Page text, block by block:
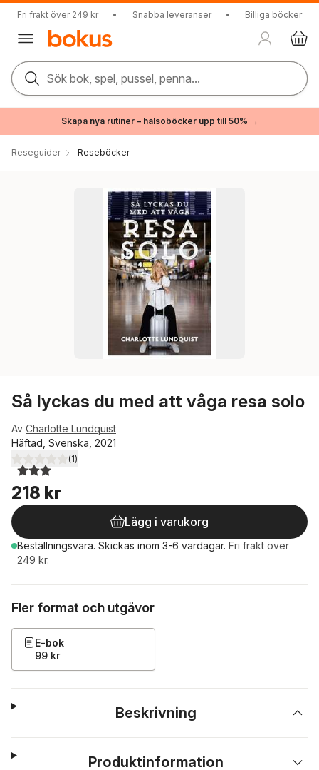
Fri frakt över 249 kr • Snabba leveranser • Billiga böcker
Sök bok, spel, pussel, penna...
Skapa nya rutiner – hälsoböcker upp till 50% →
Reseguider Reseböcker
Så lyckas du med att våga resa solo
Av Charlotte Lundquist
Häftad, Svenska, 2021
3,0utav 5 stjärnor. Totalt antal röster:
(1)
218 kr
Lägg i varukorg
Beställningsvara. Skickas inom 3-6 vardagar. Fri frakt över
249 kr.
Fler format och utgåvor
E-bok
99 kr
Beskrivning
Produktinformation